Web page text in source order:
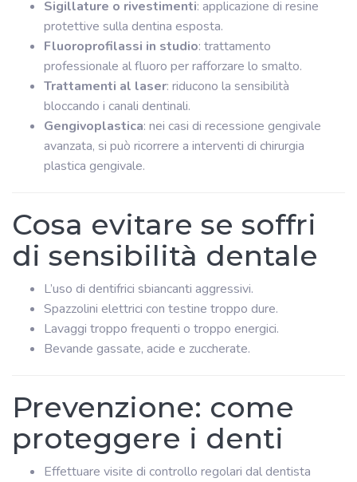
Sigillature o rivestimenti: applicazione di resine
protettive sulla dentina esposta.
Fluoroprofilassi in studio: trattamento
professionale al fluoro per rafforzare lo smalto.
Trattamenti al laser: riducono la sensibilità
bloccando i canali dentinali.
Gengivoplastica: nei casi di recessione gengivale
avanzata, si può ricorrere a interventi di chirurgia
plastica gengivale.
Cosa evitare se soffri
di sensibilità dentale
L’uso di dentifrici sbiancanti aggressivi.
Spazzolini elettrici con testine troppo dure.
Lavaggi troppo frequenti o troppo energici.
Bevande gassate, acide e zuccherate.
Prevenzione: come
proteggere i denti
Effettuare visite di controllo regolari dal dentista